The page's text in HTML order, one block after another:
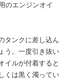
のエンジンオイ
タンクに差し込ん
う。一度引き抜い
イルが付着すると
くは黒く濁ってい